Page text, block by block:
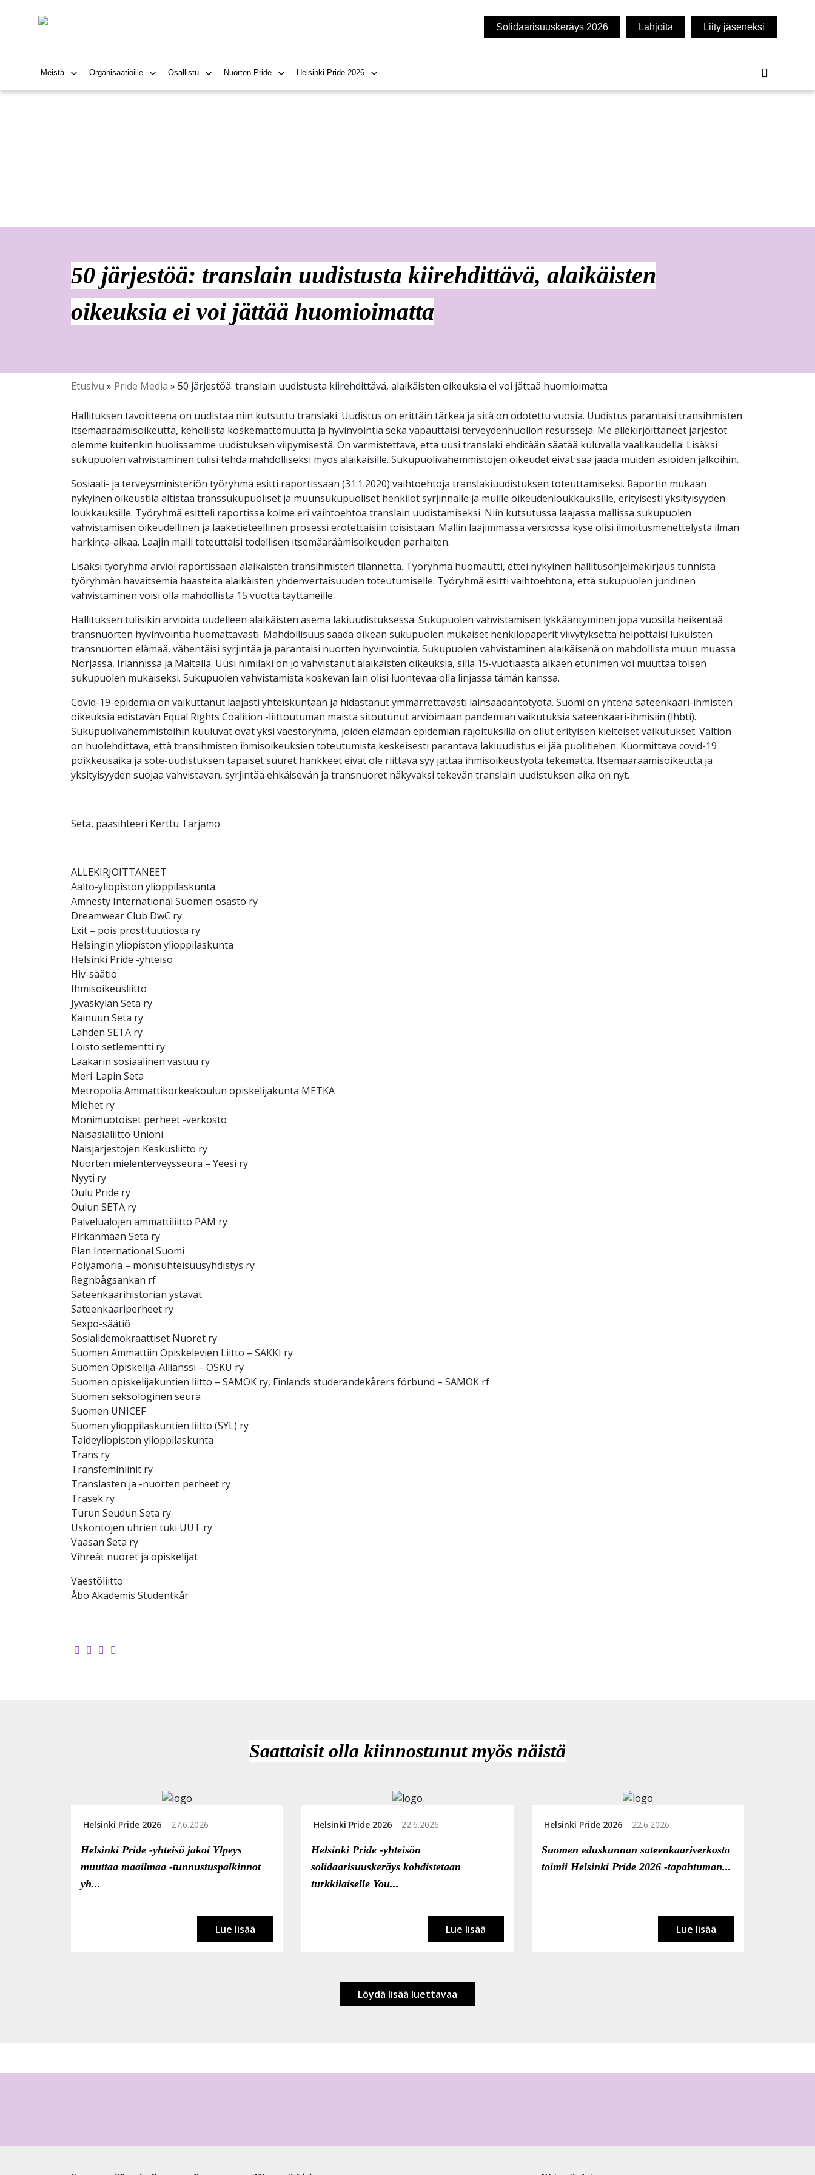
Solidaarisuuskeräys 2026 Lahjoita Liity jäseneksi
Meistä Organisaatioille Osallistu Nuorten Pride Helsinki Pride 2026
50 järjestöä: translain uudistusta kiirehdittävä, alaikäisten
oikeuksia ei voi jättää huomioimatta
Etusivu » Pride Media » 50 järjestöä: translain uudistusta kiirehdittävä, alaikäisten oikeuksia ei voi jättää huomioimatta
Hallituksen tavoitteena on uudistaa niin kutsuttu translaki. Uudistus on erittäin tärkeä ja sitä on odotettu vuosia. Uudistus parantaisi transihmisten
itsemääräämisoikeutta, kehollista koskemattomuutta ja hyvinvointia sekä vapauttaisi terveydenhuollon resursseja. Me allekirjoittaneet järjestöt
olemme kuitenkin huolissamme uudistuksen viipymisestä. On varmistettava, että uusi translaki ehditään säätää kuluvalla vaalikaudella. Lisäksi
sukupuolen vahvistaminen tulisi tehdä mahdolliseksi myös alaikäisille. Sukupuolivähemmistöjen oikeudet eivät saa jäädä muiden asioiden jalkoihin.
Sosiaali- ja terveysministeriön työryhmä esitti raportissaan (31.1.2020) vaihtoehtoja translakiuudistuksen toteuttamiseksi. Raportin mukaan
nykyinen oikeustila altistaa transsukupuoliset ja muunsukupuoliset henkilöt syrjinnälle ja muille oikeudenloukkauksille, erityisesti yksityisyyden
loukkauksille. Työryhmä esitteli raportissa kolme eri vaihtoehtoa translain uudistamiseksi. Niin kutsutussa laajassa mallissa sukupuolen
vahvistamisen oikeudellinen ja lääketieteellinen prosessi erotettaisiin toisistaan. Mallin laajimmassa versiossa kyse olisi ilmoitusmenettelystä ilman
harkinta-aikaa. Laajin malli toteuttaisi todellisen itsemääräämisoikeuden parhaiten.
Lisäksi työryhmä arvioi raportissaan alaikäisten transihmisten tilannetta. Työryhmä huomautti, ettei nykyinen hallitusohjelmakirjaus tunnista
työryhmän havaitsemia haasteita alaikäisten yhdenvertaisuuden toteutumiselle. Työryhmä esitti vaihtoehtona, että sukupuolen juridinen
vahvistaminen voisi olla mahdollista 15 vuotta täyttäneille.
Hallituksen tulisikin arvioida uudelleen alaikäisten asema lakiuudistuksessa. Sukupuolen vahvistamisen lykkääntyminen jopa vuosilla heikentää
transnuorten hyvinvointia huomattavasti. Mahdollisuus saada oikean sukupuolen mukaiset henkilöpaperit viivytyksettä helpottaisi lukuisten
transnuorten elämää, vähentäisi syrjintää ja parantaisi nuorten hyvinvointia. Sukupuolen vahvistaminen alaikäisenä on mahdollista muun muassa
Norjassa, Irlannissa ja Maltalla. Uusi nimilaki on jo vahvistanut alaikäisten oikeuksia, sillä 15-vuotiaasta alkaen etunimen voi muuttaa toisen
sukupuolen mukaiseksi. Sukupuolen vahvistamista koskevan lain olisi luontevaa olla linjassa tämän kanssa.
Covid-19-epidemia on vaikuttanut laajasti yhteiskuntaan ja hidastanut ymmärrettävästi lainsäädäntötyötä. Suomi on yhtenä sateenkaari-ihmisten
oikeuksia edistävän Equal Rights Coalition -liittoutuman maista sitoutunut arvioimaan pandemian vaikutuksia sateenkaari-ihmisiin (lhbti).
Sukupuolivähemmistöihin kuuluvat ovat yksi väestöryhmä, joiden elämään epidemian rajoituksilla on ollut erityisen kielteiset vaikutukset. Valtion
on huolehdittava, että transihmisten ihmisoikeuksien toteutumista keskeisesti parantava lakiuudistus ei jää puolitiehen. Kuormittava covid-19
poikkeusaika ja sote-uudistuksen tapaiset suuret hankkeet eivät ole riittävä syy jättää ihmisoikeustyötä tekemättä. Itsemääräämisoikeutta ja
yksityisyyden suojaa vahvistavan, syrjintää ehkäisevän ja transnuoret näkyväksi tekevän translain uudistuksen aika on nyt.
Seta, pääsihteeri Kerttu Tarjamo
ALLEKIRJOITTANEET
Aalto-yliopiston ylioppilaskunta
Amnesty International Suomen osasto ry
Dreamwear Club DwC ry
Exit – pois prostituutiosta ry
Helsingin yliopiston ylioppilaskunta
Helsinki Pride -yhteisö
Hiv-säätiö
Ihmisoikeusliitto
Jyväskylän Seta ry
Kainuun Seta ry
Lahden SETA ry
Loisto setlementti ry
Lääkärin sosiaalinen vastuu ry
Meri-Lapin Seta
Metropolia Ammattikorkeakoulun opiskelijakunta METKA
Miehet ry
Monimuotoiset perheet -verkosto
Naisasialiitto Unioni
Naisjärjestöjen Keskusliitto ry
Nuorten mielenterveysseura – Yeesi ry
Nyyti ry
Oulu Pride ry
Oulun SETA ry
Palvelualojen ammattiliitto PAM ry
Pirkanmaan Seta ry
Plan International Suomi
Polyamoria – monisuhteisuusyhdistys ry
Regnbågsankan rf
Sateenkaarihistorian ystävät
Sateenkaariperheet ry
Sexpo-säätiö
Sosialidemokraattiset Nuoret ry
Suomen Ammattiin Opiskelevien Liitto – SAKKI ry
Suomen Opiskelija-Allianssi – OSKU ry
Suomen opiskelijakuntien liitto – SAMOK ry, Finlands studerandekårers förbund – SAMOK rf
Suomen seksologinen seura
Suomen UNICEF
Suomen ylioppilaskuntien liitto (SYL) ry
Taideyliopiston ylioppilaskunta
Trans ry
Transfeminiinit ry
Translasten ja -nuorten perheet ry
Trasek ry
Turun Seudun Seta ry
Uskontojen uhrien tuki UUT ry
Vaasan Seta ry
Vihreät nuoret ja opiskelijat
Väestöliitto
Åbo Akademis Studentkår
Saattaisit olla kiinnostunut myös näistä
Helsinki Pride 2026 27.6.2026
Helsinki Pride -yhteisö jakoi Ylpeys
muuttaa maailmaa -tunnustuspalkinnot
yh...
Lue lisää
Helsinki Pride 2026 22.6.2026
Helsinki Pride -yhteisön
solidaarisuuskeräys kohdistetaan
turkkilaiselle You...
Lue lisää
Helsinki Pride 2026 22.6.2026
Suomen eduskunnan sateenkaariverkosto
toimii Helsinki Pride 2026 -tapahtuman...
Lue lisää
Löydä lisää luettavaa